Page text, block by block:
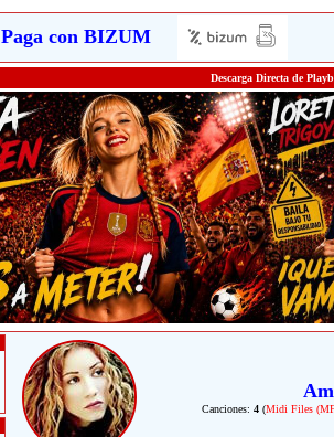
Paga con BIZUM
Descarga Directa de
Canciones: 4 (Midi Files